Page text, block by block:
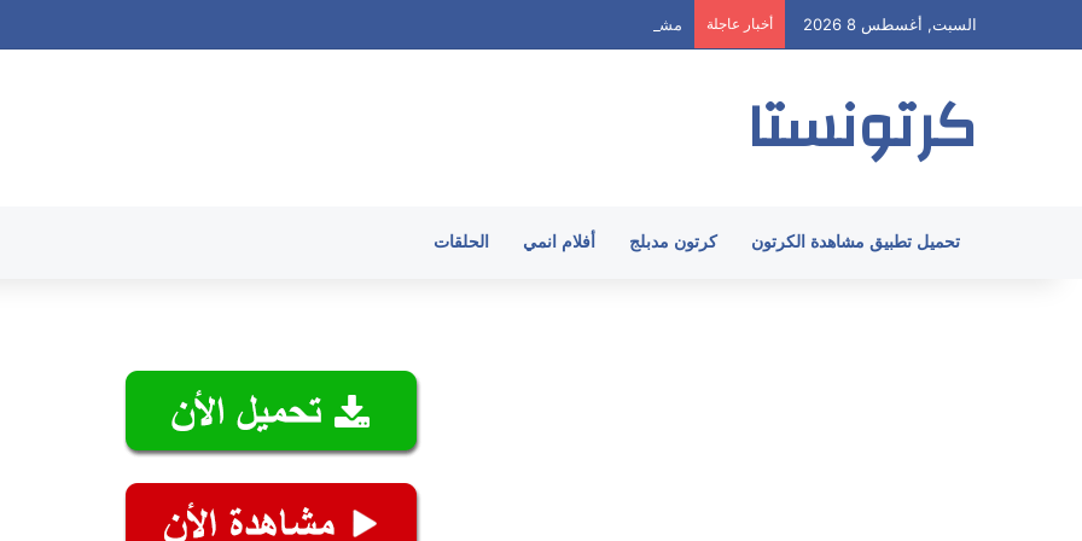
السبت, أغسطس 8 2026 أخبار عاجلة مشاهدة هيا ارنولد الحلقة 58 مدبلج HD جميع الحلقات
كرتونستا
تحميل تطبيق مشاهدة الكرتون كرتون مدبلج أفلام انمي الحلقات